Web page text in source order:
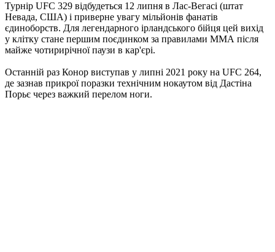
Турнір UFC 329 відбудеться 12 липня в Лас-Вегасі (штат
Невада, США) і приверне увагу мільйонів фанатів
єдиноборств. Для легендарного ірландського бійця цей вихід
у клітку стане першим поєдинком за правилами ММА після
майже чотирирічної паузи в кар'єрі.
Останній раз Конор виступав у липні 2021 року на UFC 264,
де зазнав прикрої поразки технічним нокаутом від Дастіна
Порьє через важкий перелом ноги.